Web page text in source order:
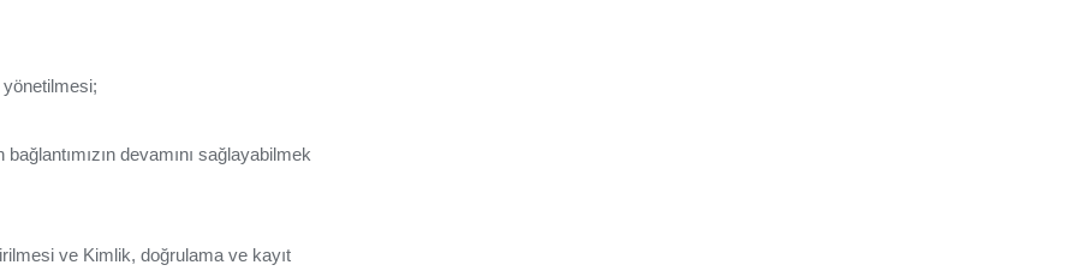
yönetilmesi;
devamını sağlayabilmek
ve Kimlik, doğrulama ve kayıt